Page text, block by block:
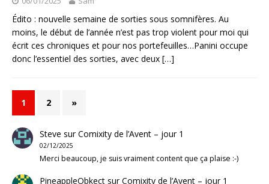
Édito : nouvelle semaine de sorties sous somnifères. Au
moins, le début de l’année n’est pas trop violent pour moi qui
écrit ces chroniques et pour nos portefeuilles…Panini occupe
donc l’essentiel des sorties, avec deux […]
1 2 »
Steve surComixity de l’Avent – jour 1
02/12/2025
Merci beaucoup, je suis vraiment content que ça plaise :-)
PineappleObkectsurComixity de l’Avent – jour 1